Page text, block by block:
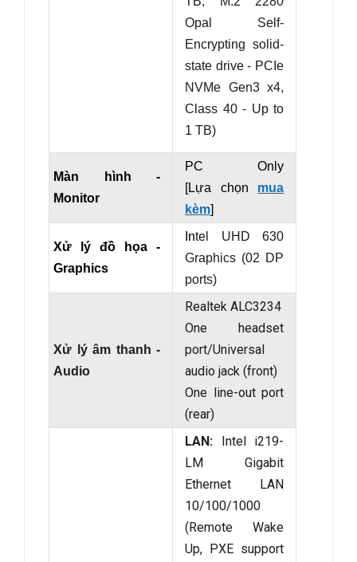
Opal Self-
Encrypting solid-
state drive - PCIe
NVMe Gen3 x4,
Class 40 - Up to
1 TB)
Màn hình -
Monitor
PC Only
[Lựa chọn mua
kèm]
Xử lý đồ họa -
Graphics
Intel UHD 630
Graphics (02 DP
ports)
Xử lý âm thanh -
Audio
Realtek ALC3234
One headset
port/Universal
audio jack (front)
One line-out port
(rear)
LAN: Intel i219-
LM Gigabit
Ethernet LAN
10/100/1000
(Remote Wake
Up, PXE support